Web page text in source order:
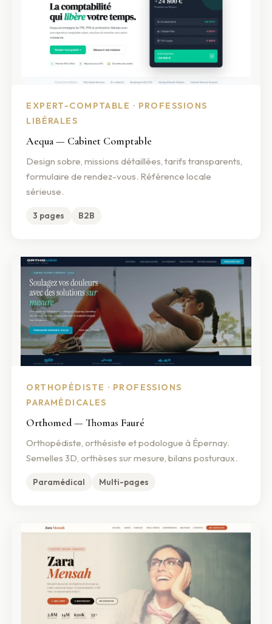
EXPERT-COMPTABLE · PROFESSIONS
LIBÉRALES
Aequa — Cabinet Comptable
Design sobre, missions détaillées, tarifs transparents,
formulaire de rendez-vous. Référence locale
sérieuse.
3 pages B2B
ORTHOPÉDISTE · PROFESSIONS
PARAMÉDICALES
Orthomed — Thomas Fauré
Orthopédiste, orthésiste et podologue à Épernay.
Semelles 3D, orthèses sur mesure, bilans posturaux.
Paramédical Multi-pages